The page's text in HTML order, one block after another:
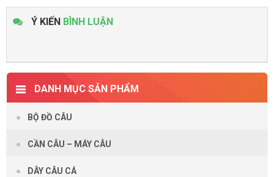
Ý KIẾN BÌNH LUẬN
DANH MỤC SẢN PHẨM
BỘ ĐỒ CÂU
CẦN CÂU – MÁY CÂU
DÂY CÂU CÁ